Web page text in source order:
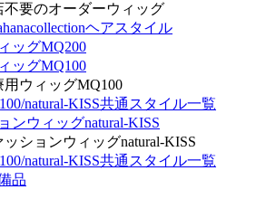
不要のオーダーウィッグ
ヘアスタイル
ッグMQ200
ッグMQ100
用ウィッグMQ100
natural-KISS共通スタイル一覧
ンウィッグnatural-KISS
ッションウィッグnatural-KISS
natural-KISS共通スタイル一覧
品